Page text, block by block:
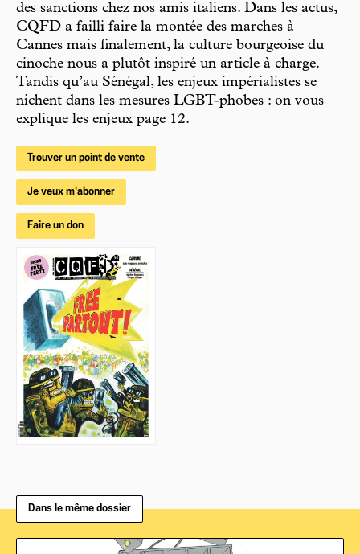
des sanctions chez nos amis italiens. Dans les actus,
CQFD a failli faire la montée des marches à
Cannes mais finalement, la culture bourgeoise du
cinoche nous a plutôt inspiré un article à charge.
Tandis qu’au Sénégal, les enjeux impérialistes se
nichent dans les mesures LGBT-phobes : on vous
explique les enjeux page 12.
Trouver un point de vente
Je veux m'abonner
Faire un don
Dans le même dossier